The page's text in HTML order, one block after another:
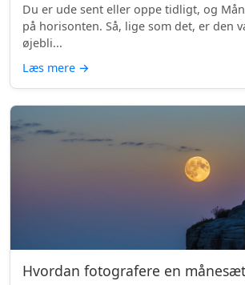
Du er ude sent eller oppe tidligt, og
på horisonten. Så, lige som det, er den
øjebli...
Læs mere →
Hvordan fotografere en